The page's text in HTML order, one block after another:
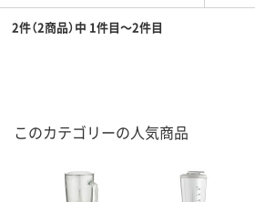
2件（2商品）中 1件目～2件目
このカテゴリーの人気商品